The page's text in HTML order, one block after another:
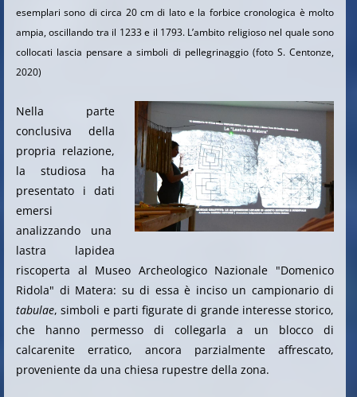
esemplari sono di circa 20 cm di lato e la forbice cronologica è molto
ampia, oscillando tra il 1233 e il 1793. L’ambito religioso nel quale sono
collocati lascia pensare a simboli di pellegrinaggio (foto S. Centonze,
2020)
Nella parte
conclusiva della
propria relazione,
la studiosa ha
presentato i dati
emersi
analizzando una
lastra lapidea
riscoperta al Museo Archeologico Nazionale "Domenico
Ridola" di Matera: su di essa è inciso un campionario di
tabulae, simboli e parti figurate di grande interesse storico,
che hanno permesso di collegarla a un blocco di
calcarenite erratico, ancora parzialmente affrescato,
proveniente da una chiesa rupestre della zona.